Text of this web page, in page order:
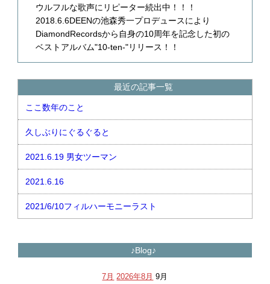
ウルフルな歌声にリピーター続出中！！！
2018.6.6DEENの池森秀一プロデュースにより
DiamondRecordsから自身の10周年を記念した初の
ベストアルバム"10-ten-"リリース！！
最近の記事一覧
ここ数年のこと
久しぶりにぐるぐると
2021.6.19 男女ツーマン
2021.6.16
2021/6/10フィルハーモニーラスト
♪Blog♪
7月 2026年8月 9月